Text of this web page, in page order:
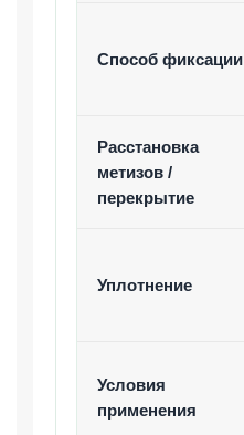
Способ фиксации
Расстановка
метизов /
перекрытие
Уплотнение
Условия
применения